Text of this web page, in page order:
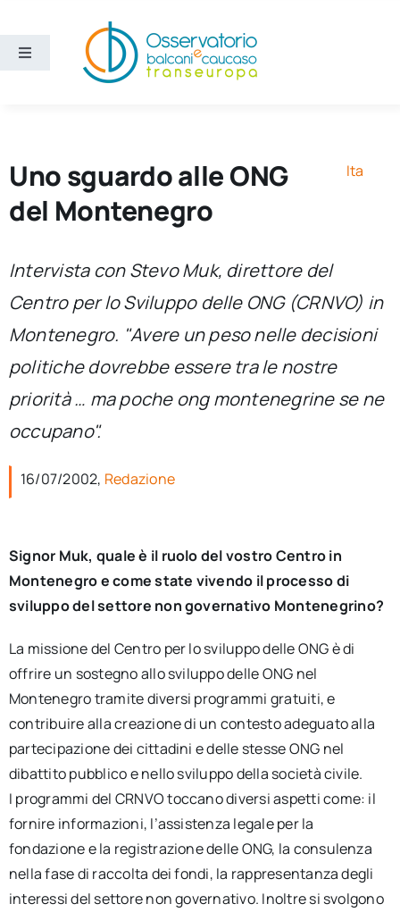
contenuto
Toggle
Ricerca e divulgazione
Sezioni
Chi siamo
per:
Uno sguardo alle ONG
del Montenegro
Ita
Intervista con Stevo Muk, direttore del
Centro per lo Sviluppo delle ONG (CRNVO) in
Montenegro. "Avere un peso nelle decisioni
politiche dovrebbe essere tra le nostre
priorità … ma poche ong montenegrine se ne
occupano".
16/07/2002, Redazione
Signor Muk, quale è il ruolo del vostro Centro in
Montenegro e come state vivendo il processo di
sviluppo del settore non governativo Montenegrino?
La missione del Centro per lo sviluppo delle ONG è di
offrire un sostegno allo sviluppo delle ONG nel
Montenegro tramite diversi programmi gratuiti, e
contribuire alla creazione di un contesto adeguato alla
partecipazione dei cittadini e delle stesse ONG nel
dibattito pubblico e nello sviluppo della società civile.
I programmi del CRNVO toccano diversi aspetti come: il
fornire informazioni, l’assistenza legale per la
fondazione e la registrazione delle ONG, la consulenza
nella fase di raccolta dei fondi, la rappresentanza degli
interessi del settore non governativo. Inoltre si svolgono